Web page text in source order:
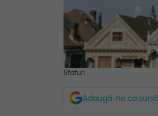
Sfaturi
Adaugă-ne ca